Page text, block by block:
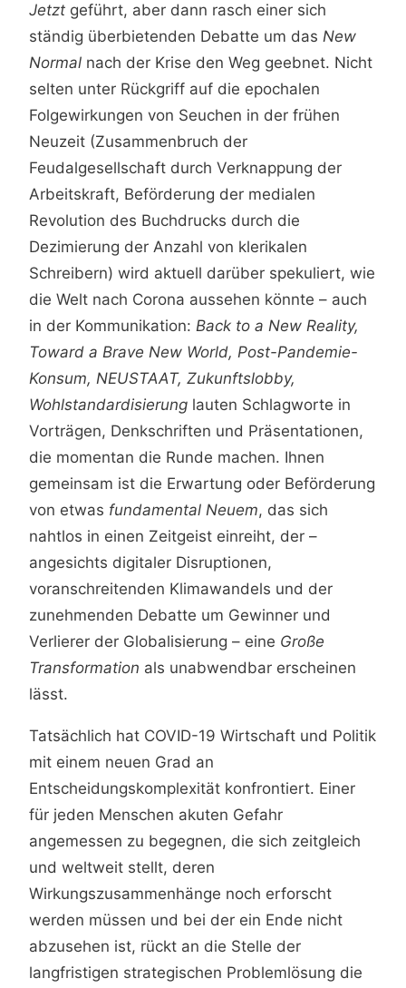
Jetztgeführt, aber dann rasch einer sich
ständig überbietenden Debatte um das New
Normalnach der Krise den Weg geebnet. Nicht
selten unter Rückgriff auf die epochalen
Folgewirkungen von Seuchen in der frühen
Neuzeit (Zusammenbruch der
Feudalgesellschaft durch Verknappung der
Arbeitskraft, Beförderung der medialen
Revolution des Buchdrucks durch die
Dezimierung der Anzahl von klerikalen
Schreibern) wird aktuell darüber spekuliert, wie
die Welt nach Corona aussehen könnte – auch
in der Kommunikation: Back to a New Reality,
Toward a Brave New World, Post-Pandemie-
Konsum, NEUSTAAT, Zukunftslobby,
Wohlstandardisierung lauten Schlagworte in
Vorträgen, Denkschriften und Präsentationen,
die momentan die Runde machen. Ihnen
gemeinsam ist die Erwartung oder Beförderung
von etwas fundamental Neuem, das sich
nahtlos in einen Zeitgeist einreiht, der –
angesichts digitaler Disruptionen,
voranschreitenden Klimawandels und der
zunehmenden Debatte um Gewinner und
Verlierer der Globalisierung – eine Große
Transformation als unabwendbar erscheinen
lässt.
Tatsächlich hat COVID-19 Wirtschaft und Politik
mit einem neuen Grad an
Entscheidungskomplexität konfrontiert. Einer
für jeden Menschen akuten Gefahr
angemessen zu begegnen, die sich zeitgleich
und weltweit stellt, deren
Wirkungszusammenhänge noch erforscht
werden müssen und bei der ein Ende nicht
abzusehen ist, rückt an die Stelle der
langfristigen strategischen Problemlösung die